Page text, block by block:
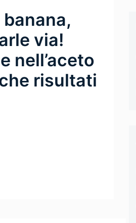
via!
nell’aceto
risultati